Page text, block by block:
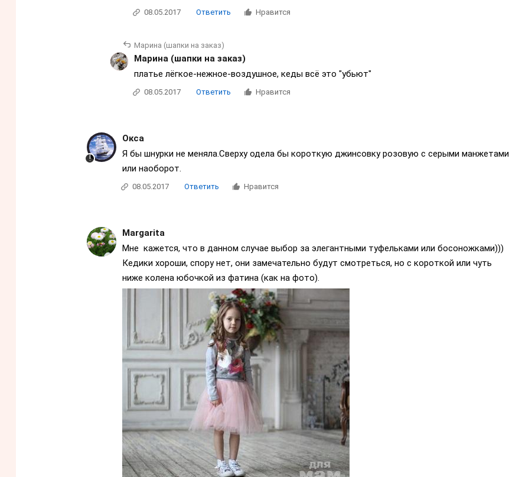
08.05.2017 Ответить Нравится
Марина (шапки на заказ)
Марина (шапки на заказ)
платье лёгкое-нежное-воздушное, кеды всё это "убьют"
08.05.2017 Ответить Нравится
Окса
Я бы шнурки не меняла.Сверху одела бы короткую джинсовку розовую с серыми манжетами
или наоборот.
08.05.2017 Ответить Нравится
Margarita
Мне кажется, что в данном случае выбор за элегантными туфельками или босоножками)))
Кедики хороши, спору нет, они замечательно будут смотреться, но с короткой или чуть
ниже колена юбочкой из фатина (как на фото).